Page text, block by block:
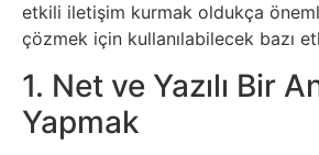
Hosting
Hukuk
İnstagram
etkili iletişim kurmak oldukça
çözmek için kullanılabilecek bazı
1. Net ve Yazılı Bir
Yapmak